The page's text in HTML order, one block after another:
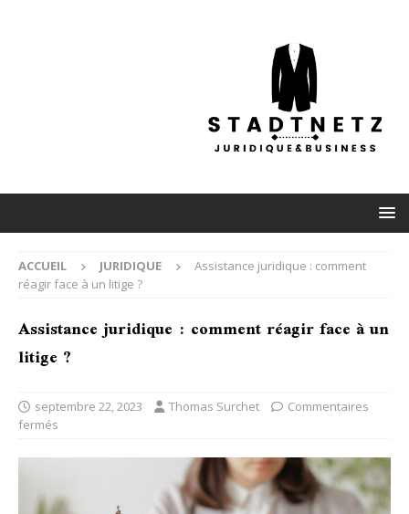
ACCUEIL JURIDIQUE
Assistance juridique : comment
réagir face à un litige ?
Assistance juridique : comment réagir face à un
litige ?
septembre 22, 2023 Thomas Surchet
Commentaires
fermés